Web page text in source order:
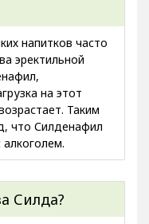
напитков часто
эректильной
на этот
Таким
что Силденафил
Силда?